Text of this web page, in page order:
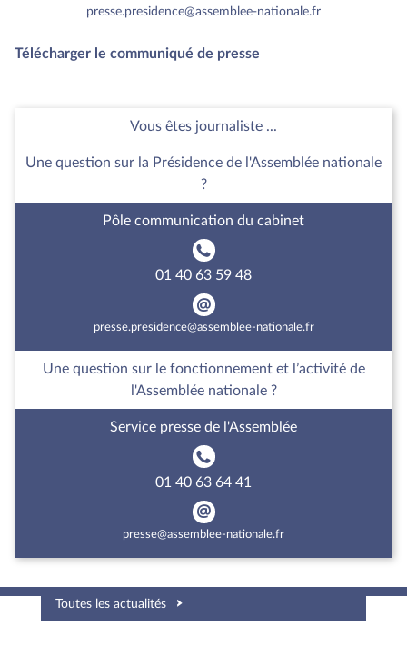
presse.presidence@assemblee-nationale.fr
Télécharger le communiqué de presse
Vous êtes journaliste ...
Une question sur la Présidence de l'Assemblée nationale
?
Pôle communication du cabinet
01 40 63 59 48
presse.presidence@assemblee-nationale.fr
Une question sur le fonctionnement et l’activité de
l'Assemblée nationale ?
Service presse de l'Assemblée
01 40 63 64 41
presse@assemblee-nationale.fr
Toutes les actualités